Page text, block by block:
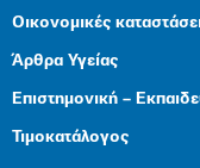
Οικονομικές
Άρθρα Υγείας
Επιστημονική –
Τιμοκατάλογος